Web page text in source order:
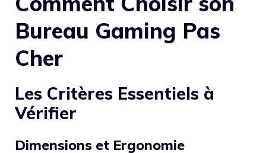
Bureau Gaming Pas
Cher
Les Critères Essentiels à
Vérifier
Dimensions et Ergonomie